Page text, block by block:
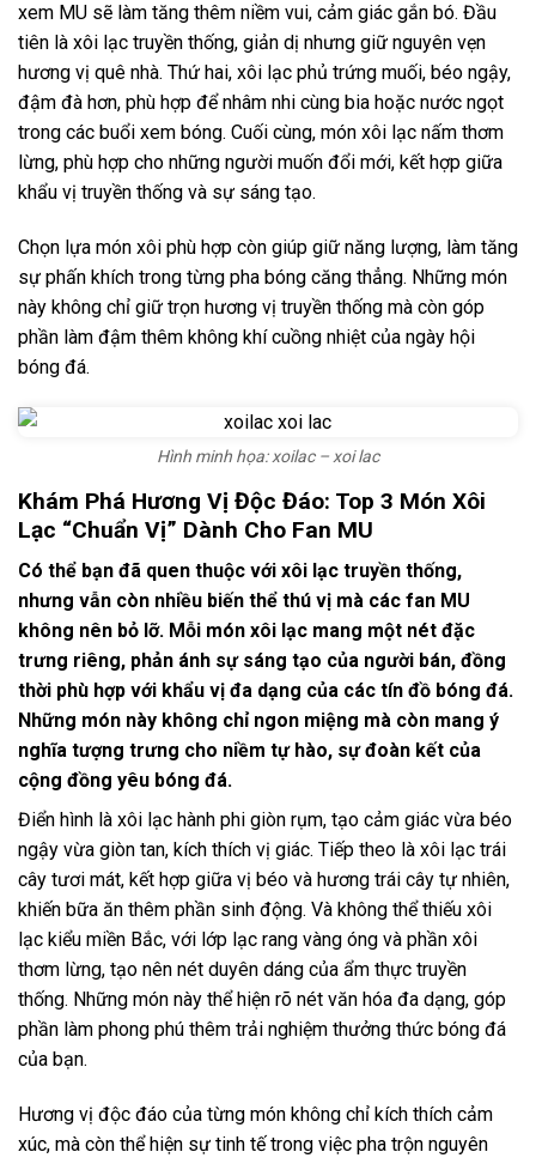
xem MU sẽ làm tăng thêm niềm vui, cảm giác gắn bó. Đầu
tiên là xôi lạc truyền thống, giản dị nhưng giữ nguyên vẹn
hương vị quê nhà. Thứ hai, xôi lạc phủ trứng muối, béo ngậy,
đậm đà hơn, phù hợp để nhâm nhi cùng bia hoặc nước ngọt
trong các buổi xem bóng. Cuối cùng, món xôi lạc nấm thơm
lừng, phù hợp cho những người muốn đổi mới, kết hợp giữa
khẩu vị truyền thống và sự sáng tạo.
Chọn lựa món xôi phù hợp còn giúp giữ năng lượng, làm tăng
sự phấn khích trong từng pha bóng căng thẳng. Những món
này không chỉ giữ trọn hương vị truyền thống mà còn góp
phần làm đậm thêm không khí cuồng nhiệt của ngày hội
bóng đá.
Hình minh họa: xoilac – xoi lac
Khám Phá Hương Vị Độc Đáo: Top 3 Món Xôi
Lạc “Chuẩn Vị” Dành Cho Fan MU
Có thể bạn đã quen thuộc với xôi lạc truyền thống,
nhưng vẫn còn nhiều biến thể thú vị mà các fan MU
không nên bỏ lỡ. Mỗi món xôi lạc mang một nét đặc
trưng riêng, phản ánh sự sáng tạo của người bán, đồng
thời phù hợp với khẩu vị đa dạng của các tín đồ bóng đá.
Những món này không chỉ ngon miệng mà còn mang ý
nghĩa tượng trưng cho niềm tự hào, sự đoàn kết của
cộng đồng yêu bóng đá.
Điển hình là xôi lạc hành phi giòn rụm, tạo cảm giác vừa béo
ngậy vừa giòn tan, kích thích vị giác. Tiếp theo là xôi lạc trái
cây tươi mát, kết hợp giữa vị béo và hương trái cây tự nhiên,
khiến bữa ăn thêm phần sinh động. Và không thể thiếu xôi
lạc kiểu miền Bắc, với lớp lạc rang vàng óng và phần xôi
thơm lừng, tạo nên nét duyên dáng của ẩm thực truyền
thống. Những món này thể hiện rõ nét văn hóa đa dạng, góp
phần làm phong phú thêm trải nghiệm thưởng thức bóng đá
của bạn.
Hương vị độc đáo của từng món không chỉ kích thích cảm
xúc, mà còn thể hiện sự tinh tế trong việc pha trộn nguyên